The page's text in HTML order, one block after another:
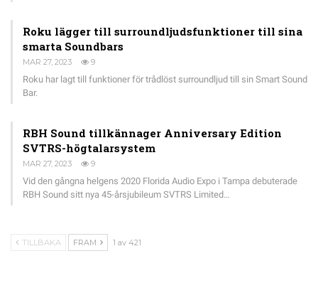
Roku lägger till surroundljudsfunktioner till sina
smarta Soundbars
MAR 27, 2023 9
Roku har lagt till funktioner för trådlöst surroundljud till sin Smart Sound
Bar.
RBH Sound tillkännager Anniversary Edition
SVTRS-högtalarsystem
MAR 27, 2023 9
Vid den gångna helgens 2020 Florida Audio Expo i Tampa debuterade
RBH Sound sitt nya 45-årsjubileum SVTRS Limited…
TILLBAKA FRAM 1 av 421